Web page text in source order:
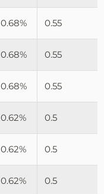
0.68% 0.55
0.68% 0.55
0.68% 0.55
0.62% 0.5
0.62% 0.5
0.62% 0.5